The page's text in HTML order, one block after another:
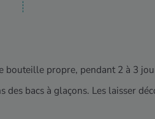
bouteille propre, pendant 2 à 3
des bacs à glaçons. Les laisser